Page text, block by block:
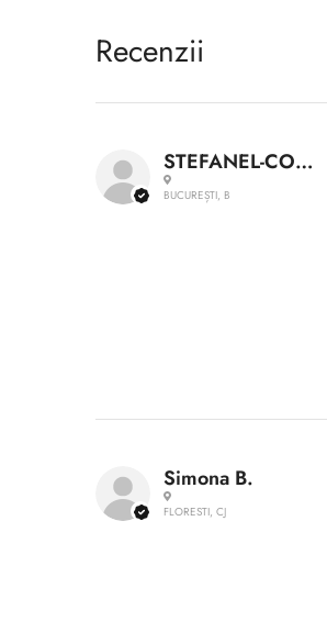
Recenzii
STEFANEL-CONSTANTIN A.
BUCUREȘTI, B
Simona B.
FLORESTI, CJ